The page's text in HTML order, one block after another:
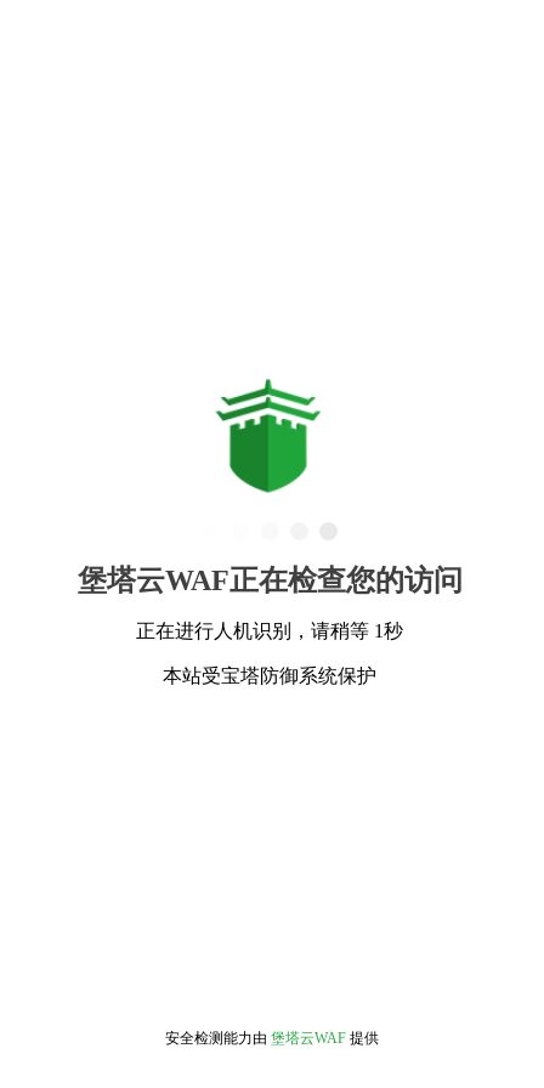
堡塔云WAF正在检查您的访问
正在进行人机识别，请稍等 1秒
本站受宝塔防御系统保护
安全检测能力由 堡塔云WAF 提供